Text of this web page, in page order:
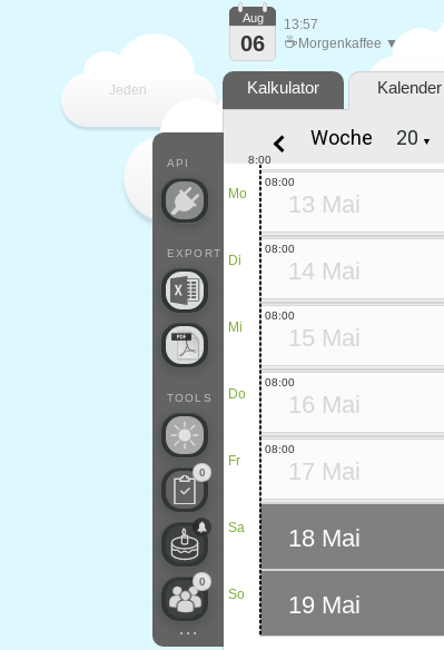
Jeden
Tag
API
EXPORT
TOOLS
0
0
...
Aug
06
13:57
☕ Morgenkaffee ▼
Kalkulator Kalender
Woche ▼
Mo
Di
Mi
Do
Fr
Sa
So
8:00
13 Mai
08:00
14 Mai
08:00
15 Mai
08:00
16 Mai
08:00
17 Mai
08:00
18 Mai
19 Mai